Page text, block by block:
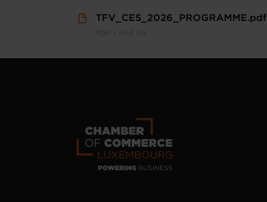
TFV_CES_2026_PROGRAMME.pdf